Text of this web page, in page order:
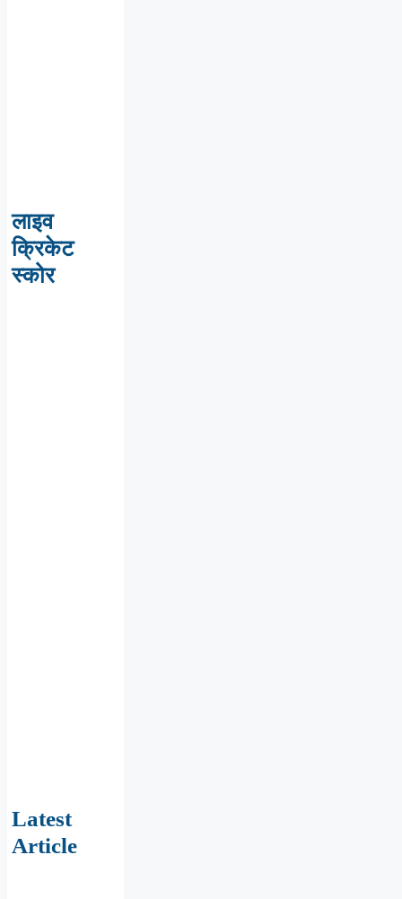
लाइव
क्रिकेट
स्कोर
Latest
Article